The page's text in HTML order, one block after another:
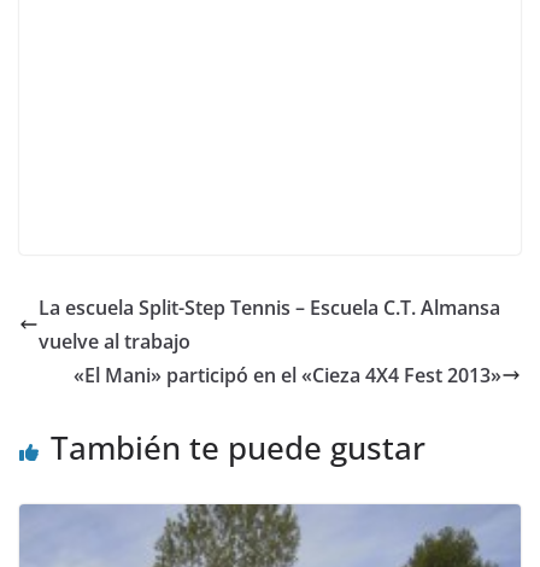
La escuela Split-Step Tennis – Escuela C.T. Almansa
vuelve al trabajo
«El Mani» participó en el «Cieza 4X4 Fest 2013»
También te puede gustar